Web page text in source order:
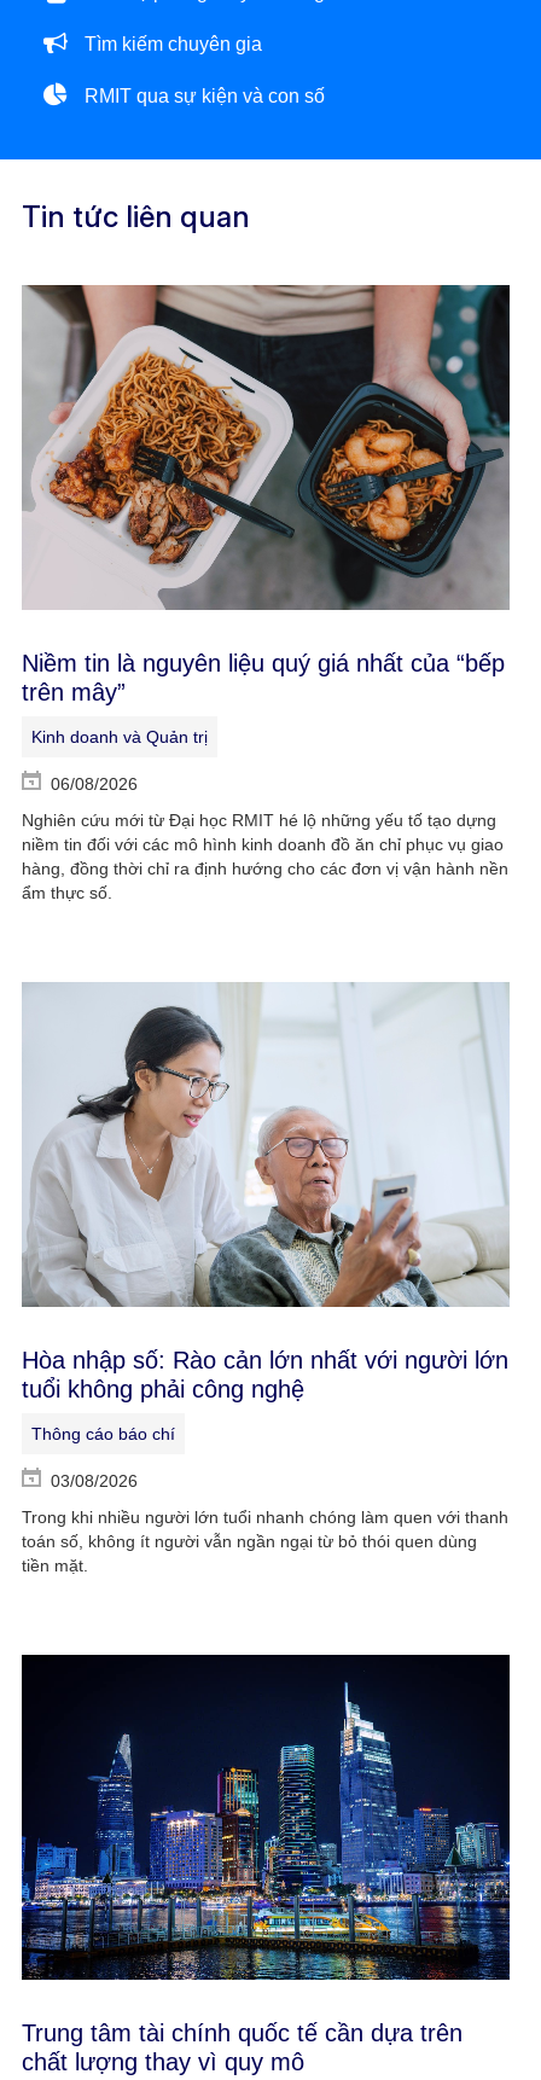
Tìm kiếm chuyên gia
RMIT qua sự kiện và con số
Tin tức liên quan
Niềm tin là nguyên liệu quý giá nhất của “bếp
trên mây”
Kinh doanh và Quản trị
06/08/2026
Nghiên cứu mới từ Đại học RMIT hé lộ những yếu tố tạo dựng
niềm tin đối với các mô hình kinh doanh đồ ăn chỉ phục vụ giao
hàng, đồng thời chỉ ra định hướng cho các đơn vị vận hành nền
ẩm thực số.
Hòa nhập số: Rào cản lớn nhất với người lớn
tuổi không phải công nghệ
Thông cáo báo chí
03/08/2026
Trong khi nhiều người lớn tuổi nhanh chóng làm quen với thanh
toán số, không ít người vẫn ngần ngại từ bỏ thói quen dùng
tiền mặt.
Trung tâm tài chính quốc tế cần dựa trên
chất lượng thay vì quy mô